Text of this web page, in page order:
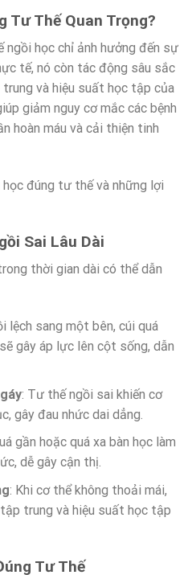
Tư Thế Quan Trọng?
ngồi học chỉ ảnh hưởng đến sự
tế, nó còn tác động sâu sắc
và hiệu suất học tập của
giảm nguy cơ mắc các bệnh
hoàn máu và cải thiện tinh
đúng tư thế và những lợi
Sai Lâu Dài
thời gian dài có thể dẫn
lệch sang một bên, cúi quá
gây áp lực lên cột sống, dẫn
: Tư thế ngồi sai khiến cơ
gây đau nhức dai dẳng.
gần hoặc quá xa bàn học làm
dễ gây cận thị.
: Khi cơ thể không thoải mái,
trung và hiệu suất học tập
Tư Thế